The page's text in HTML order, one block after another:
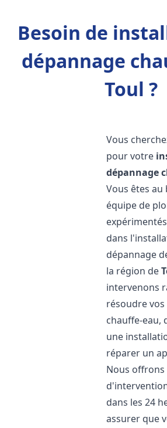
Besoin de
dépannage
Toul ?
Vous
pour votre
dépannage
Vous êtes
équipe de
dans
dépannage
la région de
intervenons
résoudre
chauffe-eau,
une
réparer un
Nous offrons
dans les 24
assurer que